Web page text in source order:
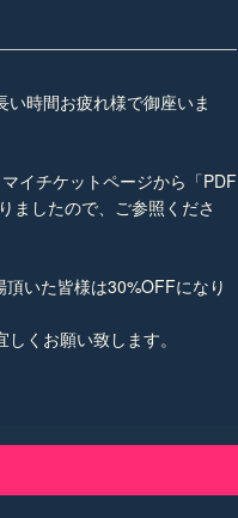
時間お疲れ様で御座いま
イチケットページから「PDF
ましたので、ご参照くださ
いた皆様は30%OFFになり
くお願い致します。